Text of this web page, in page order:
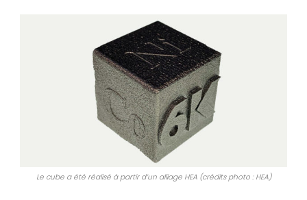
Le cube a été réalisé à partir d’un alliage HEA (crédits photo : HEA)